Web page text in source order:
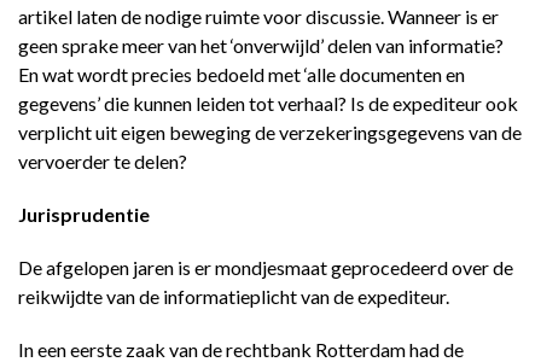
artikel laten de nodige ruimte voor discussie. Wanneer is er
geen sprake meer van het ‘onverwijld’ delen van informatie?
En wat wordt precies bedoeld met ‘alle documenten en
gegevens’ die kunnen leiden tot verhaal? Is de expediteur ook
verplicht uit eigen beweging de verzekeringsgegevens van de
vervoerder te delen?
Jurisprudentie
De afgelopen jaren is er mondjesmaat geprocedeerd over de
reikwijdte van de informatieplicht van de expediteur.
In een eerste zaak van de rechtbank Rotterdam had de